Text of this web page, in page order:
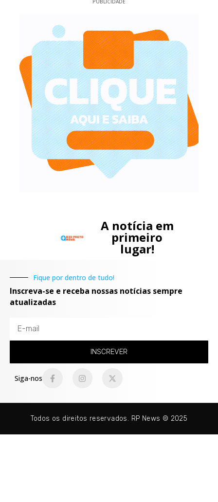
PUBLICIDADE
A notícia em
primeiro
lugar!
Fique por dentro de tudo!
Inscreva-se e receba nossas notícias sempre
atualizadas
INSCREVER
Siga-nos
Todos os direitos reservados. RP News © 2025